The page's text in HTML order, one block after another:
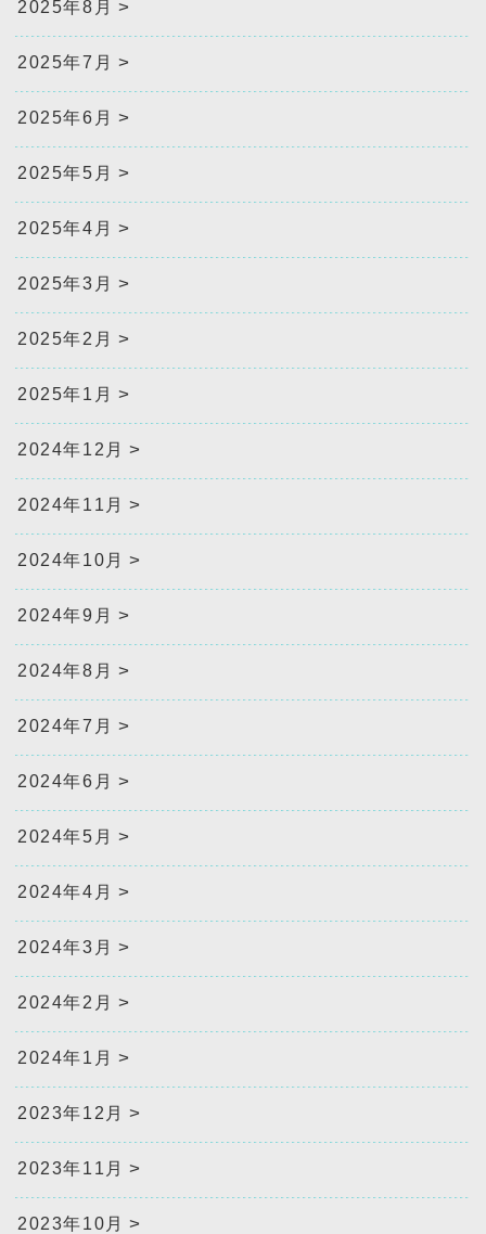
2025年8月
2025年7月
2025年6月
2025年5月
2025年4月
2025年3月
2025年2月
2025年1月
2024年12月
2024年11月
2024年10月
2024年9月
2024年8月
2024年7月
2024年6月
2024年5月
2024年4月
2024年3月
2024年2月
2024年1月
2023年12月
2023年11月
2023年10月